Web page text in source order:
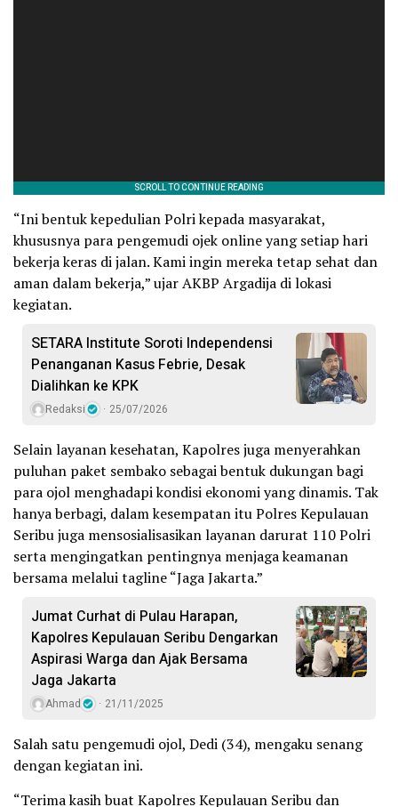
“Ini bentuk kepedulian Polri kepada masyarakat,
khususnya para pengemudi ojek online yang setiap hari
bekerja keras di jalan. Kami ingin mereka tetap sehat dan
aman dalam bekerja,” ujar AKBP Argadija di lokasi
kegiatan.
SETARA Institute Soroti Independensi
Penanganan Kasus Febrie, Desak
Dialihkan ke KPK
Redaksi 25/07/2026
Selain layanan kesehatan, Kapolres juga menyerahkan
puluhan paket sembako sebagai bentuk dukungan bagi
para ojol menghadapi kondisi ekonomi yang dinamis. Tak
hanya berbagi, dalam kesempatan itu Polres Kepulauan
Seribu juga mensosialisasikan layanan darurat 110 Polri
serta mengingatkan pentingnya menjaga keamanan
bersama melalui tagline “Jaga Jakarta.”
Jumat Curhat di Pulau Harapan,
Kapolres Kepulauan Seribu Dengarkan
Aspirasi Warga dan Ajak Bersama
Jaga Jakarta
Ahmad 21/11/2025
Salah satu pengemudi ojol, Dedi (34), mengaku senang
dengan kegiatan ini.
“Terima kasih buat Kapolres Kepulauan Seribu dan